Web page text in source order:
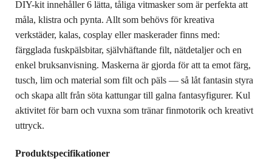
DIY-kit innehåller 6 lätta, tåliga vitmasker som är perfekta att
måla, klistra och pynta. Allt som behövs för kreativa
verkstäder, kalas, cosplay eller maskerader finns med:
färgglada fuskpälsbitar, självhäftande filt, nätdetaljer och en
enkel bruksanvisning. Maskerna är gjorda för att ta emot färg,
tusch, lim och material som filt och päls — så låt fantasin styra
och skapa allt från söta kattungar till galna fantasyfigurer. Kul
aktivitet för barn och vuxna som tränar finmotorik och kreativt
uttryck.
Produktspecifikationer